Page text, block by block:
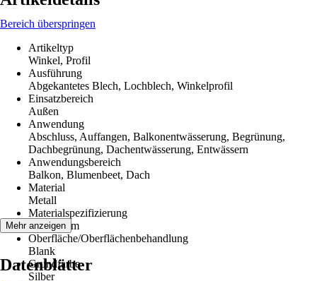
Bereich überspringen
Artikeltyp
Winkel, Profil
Ausführung
Abgekantetes Blech, Lochblech, Winkelprofil
Einsatzbereich
Außen
Anwendung
Abschluss, Auffangen, Balkonentwässerung, Begrünung,
Dachbegrünung, Dachentwässerung, Entwässern
Anwendungsbereich
Balkon, Blumenbeet, Dach
Material
Metall
Materialspezifizierung
Aluminium
Oberfläche/Oberflächenbehandlung
Blank
Grundfarbe
Silber
Mehr anzeigen
Datenblätter